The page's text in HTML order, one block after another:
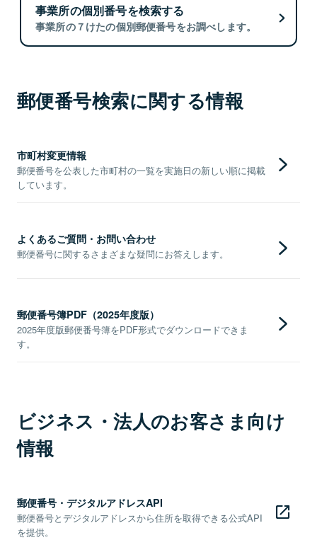
事業所の個別番号を検索する
事業所の７けたの個別郵便番号をお調べします。
郵便番号検索に関する情報
市町村変更情報
郵便番号を公表した市町村の一覧を実施日の新しい順に掲載
しています。
よくあるご質問・お問い合わせ
郵便番号に関するさまざまな疑問にお答えします。
郵便番号簿PDF（2025年度版）
2025年度版郵便番号簿をPDF形式でダウンロードできま
す。
ビジネス・法人のお客さま向け
情報
郵便番号・デジタルアドレスAPI
郵便番号とデジタルアドレスから住所を取得できる公式API
を提供。